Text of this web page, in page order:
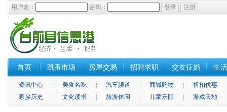
用户名： 密码：
首页 跳蚤市场 房屋交易 招聘求职 交友征婚 生
资讯中心 美食名吃 汽车频道 商城购物
折扣优惠
家乡历史
文化读书 旅游休闲 儿童乐园 游戏天地